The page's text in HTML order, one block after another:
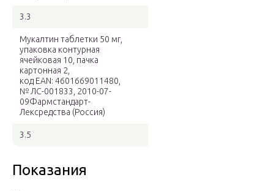
3.3
Мукалтин таблетки 50 мг,
упаковка контурная
ячейковая 10, пачка
картонная 2,
код EAN: 4601669011480,
№ ЛС-001833, 2010-07-
09Фармстандарт-
Лексредства (Россия)
3.5
Показания